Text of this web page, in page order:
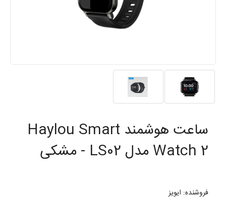
ساعت هوشمند Haylou Smart
Watch 2 مدل LS02 - مشکی
فروشنده: ایویز